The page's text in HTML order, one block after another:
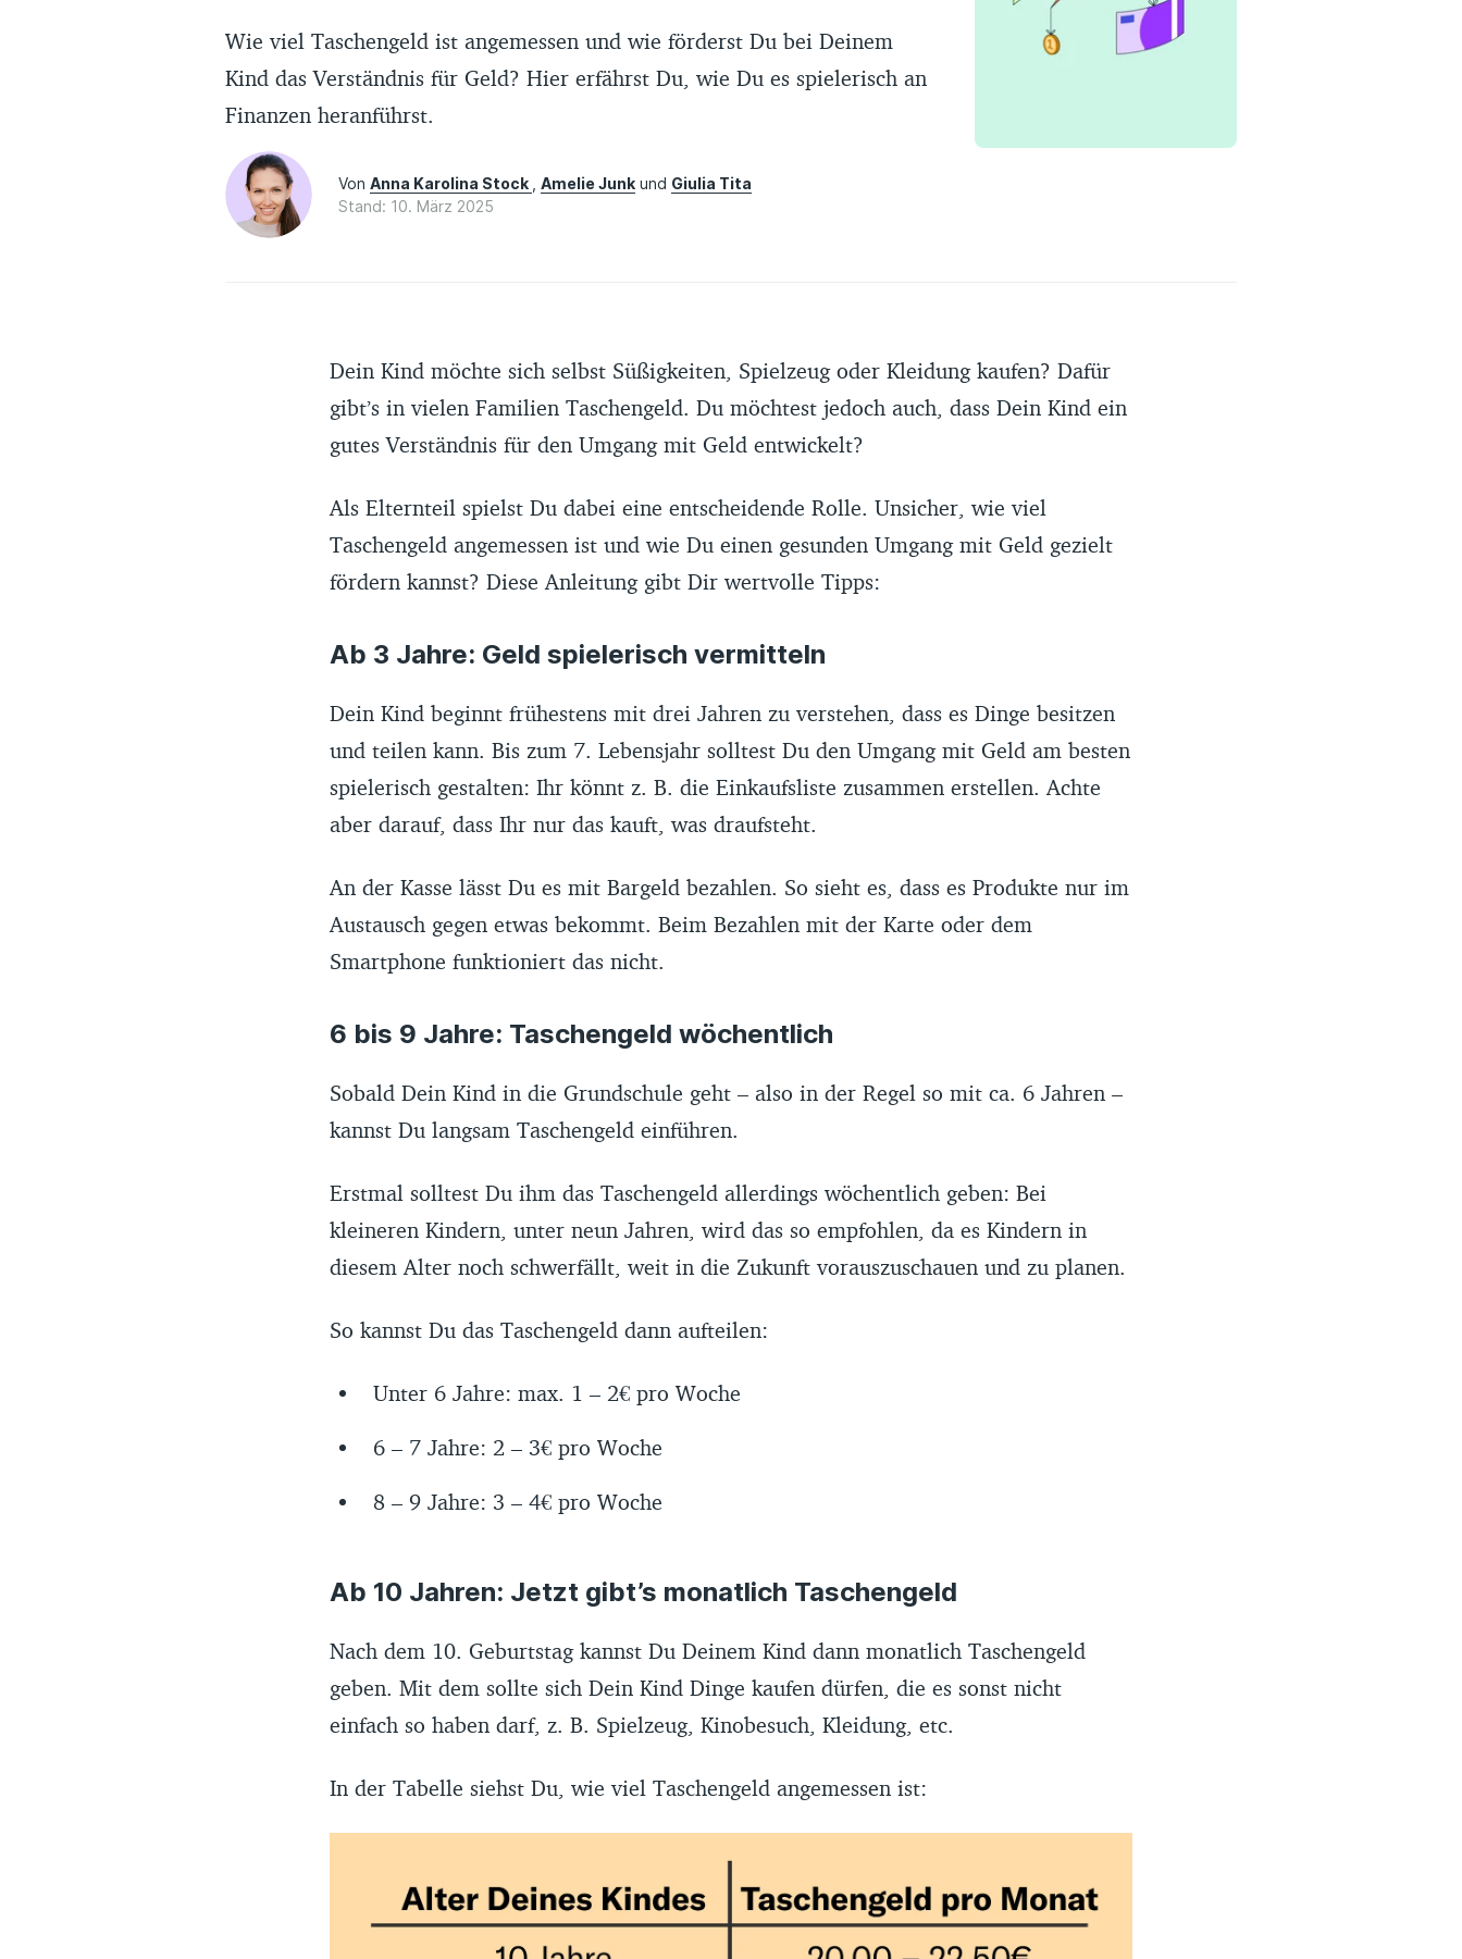
Erfahrungsportal
Academy
Wie viel Taschengeld ist angemessen und wie förderst Du bei Deinem
Kind das Verständnis für Geld? Hier erfährst Du, wie Du es spielerisch an
Finanzen heranführst.
VonAnna Karolina Stock ,Amelie Junk und Giulia Tita
Stand: 10. März 2025
Dein Kind möchte sich selbst Süßigkeiten, Spielzeug oder Kleidung kaufen? Dafür
gibt’s in vielen Familien Taschengeld. Du möchtest jedoch auch, dass Dein Kind ein
gutes Verständnis für den Umgang mit Geld entwickelt?
Als Elternteil spielst Du dabei eine entscheidende Rolle. Unsicher, wie viel
Taschengeld angemessen ist und wie Du einen gesunden Umgang mit Geld gezielt
fördern kannst? Diese Anleitung gibt Dir wertvolle Tipps:
Ab 3 Jahre: Geld spielerisch vermitteln
Dein Kind beginnt frühestens mit drei Jahren zu verstehen, dass es Dinge besitzen
und teilen kann. Bis zum 7. Lebensjahr solltest Du den Umgang mit Geld am besten
spielerisch gestalten: Ihr könnt z. B. die Einkaufsliste zusammen erstellen. Achte
aber darauf, dass Ihr nur das kauft, was draufsteht.
An der Kasse lässt Du es mit Bargeld bezahlen. So sieht es, dass es Produkte nur im
Austausch gegen etwas bekommt. Beim Bezahlen mit der Karte oder dem
Smartphone funktioniert das nicht.
6 bis 9 Jahre: Taschengeld wöchentlich
Sobald Dein Kind in die Grundschule geht – also in der Regel so mit ca. 6 Jahren –
kannst Du langsam Taschengeld einführen.
Erstmal solltest Du ihm das Taschengeld allerdings wöchentlich geben: Bei
kleineren Kindern, unter neun Jahren, wird das so empfohlen, da es Kindern in
diesem Alter noch schwerfällt, weit in die Zukunft vorauszuschauen und zu planen.
So kannst Du das Taschengeld dann aufteilen:
Unter 6 Jahre: max. 1 – 2€ pro Woche
6 – 7 Jahre: 2 – 3€ pro Woche
8 – 9 Jahre: 3 – 4€ pro Woche
Ab 10 Jahren: Jetzt gibt’s monatlich Taschengeld
Nach dem 10. Geburtstag kannst Du Deinem Kind dann monatlich Taschengeld
geben. Mit dem sollte sich Dein Kind Dinge kaufen dürfen, die es sonst nicht
einfach so haben darf, z. B. Spielzeug, Kinobesuch, Kleidung, etc.
In der Tabelle siehst Du, wie viel Taschengeld angemessen ist: